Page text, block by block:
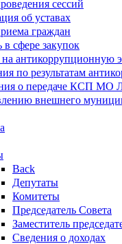
сессий
об уставах
граждан
в сфере закупок
антикоррупционную
по результатам
о передаче КСП МО
внешнего
Back
Депутаты
Комитеты
Председатель Совета
Заместитель
Сведения о доходах